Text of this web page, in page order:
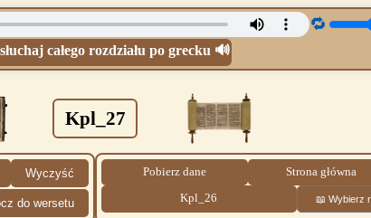
🔁
całego rozdziału po grecku 🔊
Kpl_27
Wyczyść
do wersetu
Pobierz dane Strona główna
Kpl_26